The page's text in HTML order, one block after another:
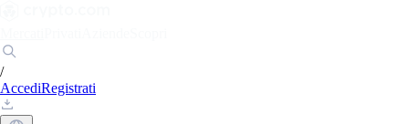
/
AccediRegistrati